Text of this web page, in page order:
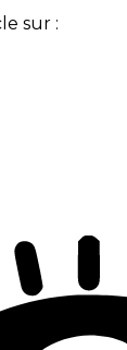
sur :